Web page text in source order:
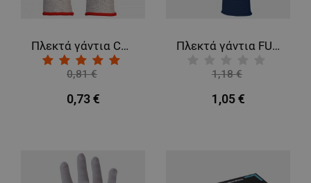
Πλεκτά γάντια CONTRA ESD
0,81 €
0,73 €
Πλεκτά γάντια FUNNY NAVY
1,18 €
1,05 €